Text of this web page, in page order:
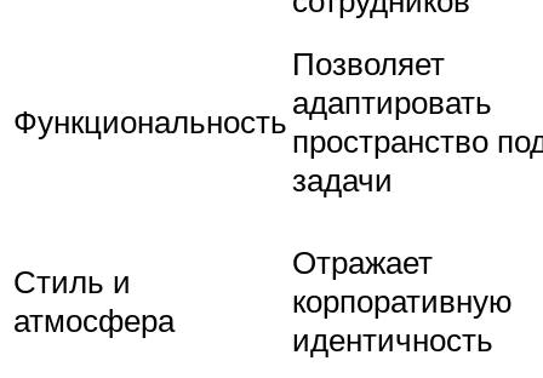
Функциональность
Позволяет
адаптировать
пространство
задачи
Стиль и
атмосфера
Отражает
корпоративную
идентичность